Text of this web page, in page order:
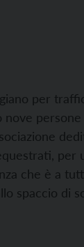
per
nove
per
che è a
spaccio di